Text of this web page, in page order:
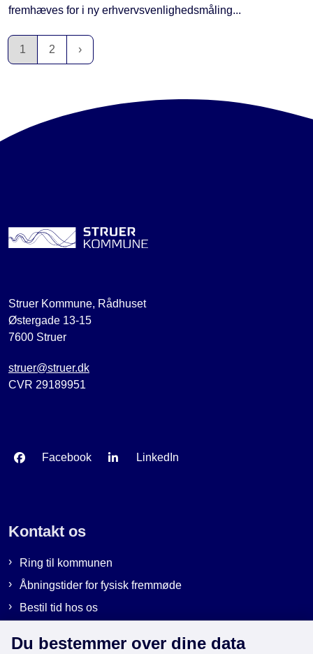
fremhæves for i ny erhvervsvenlighedsmåling...
1 2
Struer Kommune, Rådhuset
Østergade 13-15
7600 Struer
struer@struer.dk
CVR 29189951
Facebook LinkedIn
Kontakt os
Ring til kommunen
Åbningstider for fysisk fremmøde
Bestil tid hos os
Du bestemmer over dine data